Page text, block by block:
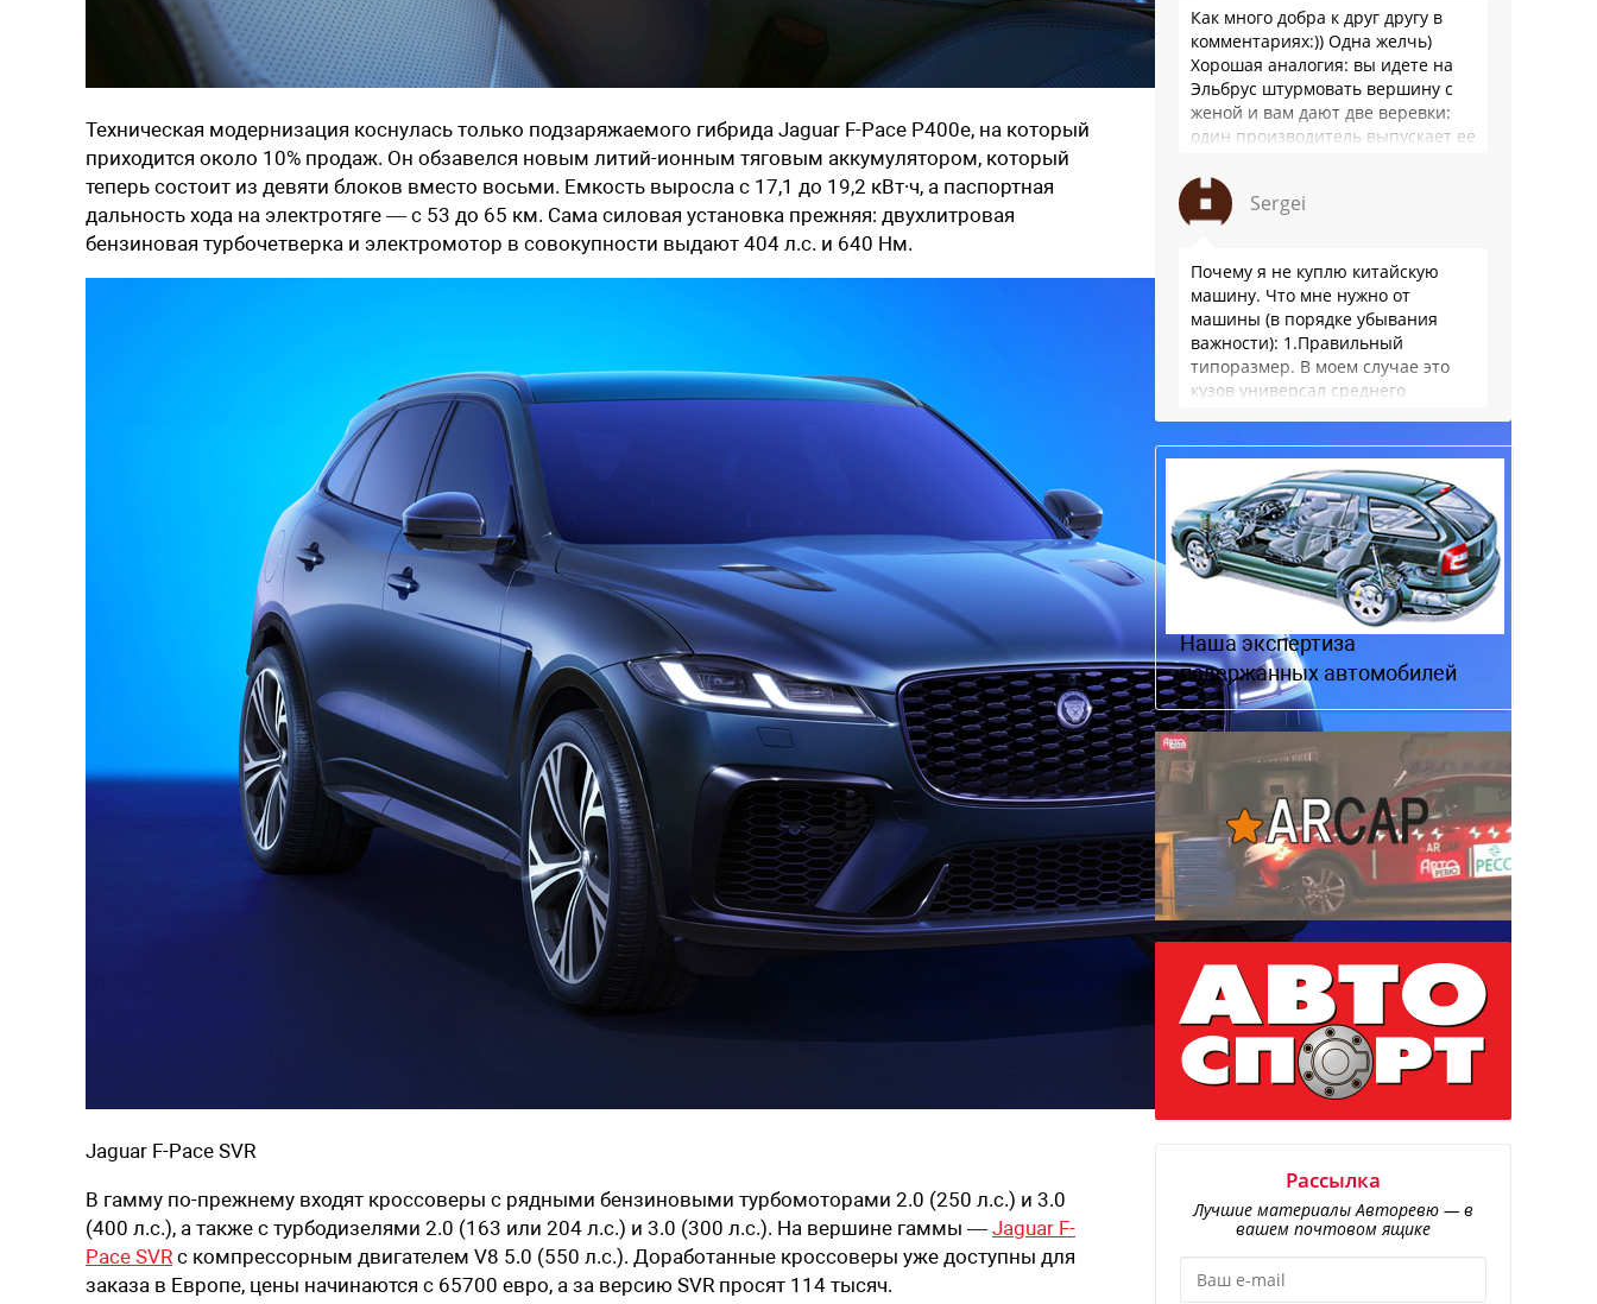
Техническая модернизация коснулась только подзаряжаемого гибрида Jaguar F-Pace P400e, на который
приходится около 10% продаж. Он обзавелся новым литий-ионным тяговым аккумулятором, который
теперь состоит из девяти блоков вместо восьми. Емкость выросла с 17,1 до 19,2 кВт∙ч, а паспортная
дальность хода на электротяге — с 53 до 65 км. Сама силовая установка прежняя: двухлитровая
бензиновая турбочетверка и электромотор в совокупности выдают 404 л.с. и 640 Нм.
Jaguar F-Pace SVR
В гамму по-прежнему входят кроссоверы с рядными бензиновыми турбомоторами 2.0 (250 л.с.) и 3.0
(400 л.с.), а также с турбодизелями 2.0 (163 или 204 л.с.) и 3.0 (300 л.с.). На вершине гаммы — Jaguar F-
Pace SVR с компрессорным двигателем V8 5.0 (550 л.с.). Доработанные кроссоверы уже доступны для
заказа в Европе, цены начинаются с 65700 евро, а за версию SVR просят 114 тысяч.
Как много добра к друг другу в
комментариях:)) Одна желчь)
Хорошая аналогия: вы идете на
Эльбрус штурмовать вершину с
женой и вам дают две веревки:
один производитель выпускает ее
Sergei
Почему я не куплю китайскую
машину. Что мне нужно от
машины (в порядке убывания
важности): 1.Правильный
типоразмер. В моем случае это
кузов универсал среднего
везде довезет и …
Наша экспертиза
подержанных автомобилей
Рассылка
Лучшие материалы Авторевю — в
вашем почтовом ящике